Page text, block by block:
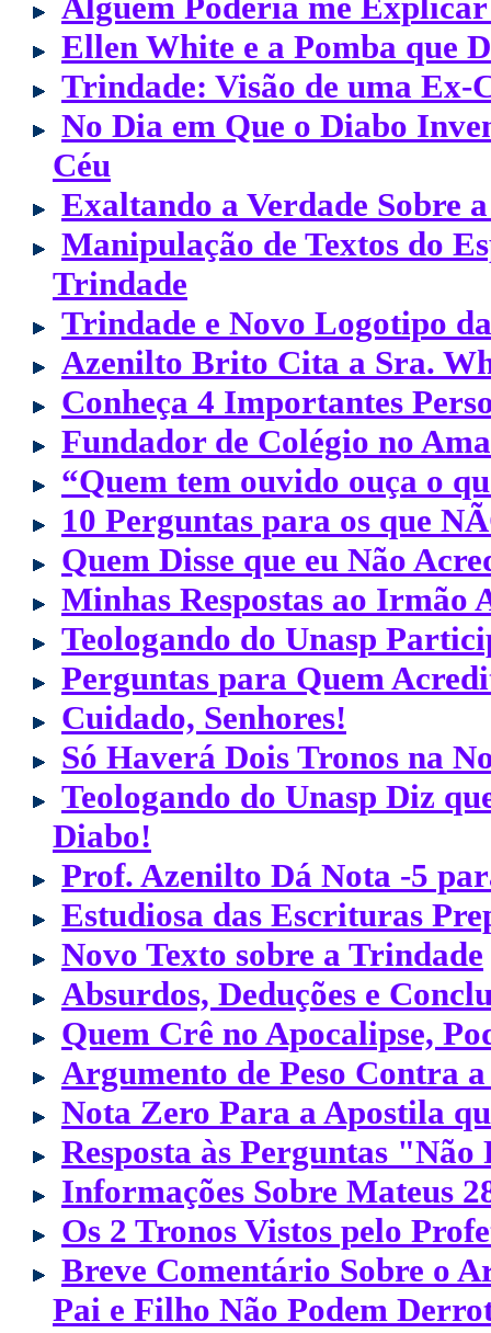
Ellen White e a Pomba que
Trindade: Visão de uma Ex-
No Dia em Que o Diabo
Céu
Exaltando a Verdade Sobre
Manipulação de Textos do
Trindade
Trindade e Novo Logotipo
Azenilto Brito Cita a Sra.
Conheça 4 Importantes
Fundador de Colégio no
“Quem tem ouvido ouça o
10 Perguntas para os que
Quem Disse que eu Não
Minhas Respostas ao Irmão
Teologando do Unasp
Perguntas para Quem
Cuidado, Senhores!
Só Haverá Dois Tronos na
Teologando do Unasp Diz
Diabo!
Prof. Azenilto Dá Nota -5
Estudiosa das Escrituras
Novo Texto sobre a Trindade
Absurdos, Deduções e
Quem Crê no Apocalipse,
Argumento de Peso Contra
Nota Zero Para a Apostila
Resposta às Perguntas
Informações Sobre Mateus
Os 2 Tronos Vistos pelo
Breve Comentário Sobre o
Pai e Filho Não Podem